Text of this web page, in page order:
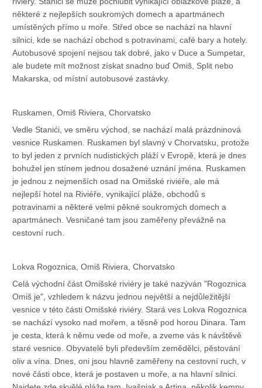
některé z nejlepších soukromých domech a apartmánech
umístěných přímo u moře. Střed obce se nachází na hlavní
silnici, kde se nachází obchod s potravinami, café bary a hotely.
Autobusové spojení nejsou tak dobré, jako v Duce a Sumpetar,
ale budete mít možnost získat snadno buď Omiš, Split nebo
Makarska, od místní autobusové zastávky.
Ruskamen, Omiš Riviera, Chorvatsko
Vedle Stanići, ve směru východ, se nachází malá prázdninová
vesnice Ruskamen. Ruskamen byl slavný v Chorvatsku, protože
to byl jeden z prvních nudistických pláží v Evropě, která je dnes
bohužel jen stínem jednou dosažené uznání jména. Ruskamen
je jednou z nejmenších osad na Omišské riviéře, ale má
nejlepší hotel na Riviéře, vynikající pláže, obchodů s
potravinami a některé velmi pěkné soukromých domech a
apartmánech. Vesničané tam jsou zaměřeny převážně na
cestovní ruch.
Lokva Rogoznica, Omiš Riviera, Chorvatsko
Celá východní část Omišské riviéry je také nazýván "Rogoznica
Omiš je", vzhledem k názvu jednou největší a nejdůležitější
vesnice v této části Omišské riviéry. Stará ves Lokva Rogoznica
se nachází vysoko nad mořem, a těsně pod horou Dinara. Tam
je cesta, která k němu vede od moře, a zveme vás k návštěvě
staré vesnice. Obyvatelé byli především zemědělci, pěstování
oliv a vína. Dnes, oni jsou hlavně zaměřeny na cestovní ruch, v
nové části obce, která je postaven u moře, a na hlavní silnici.